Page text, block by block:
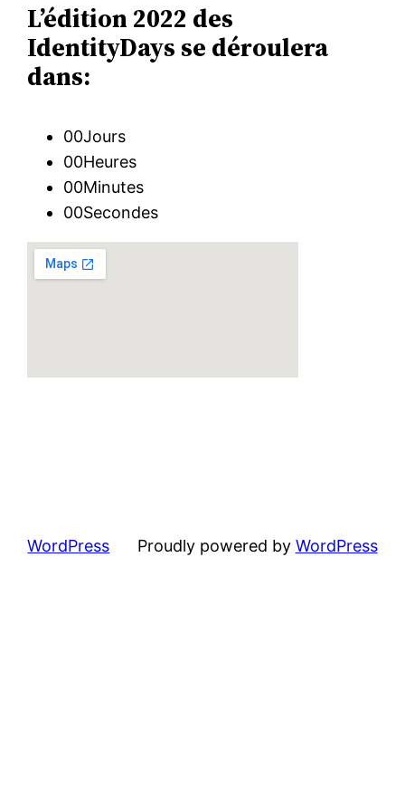
L’édition 2022 des
IdentityDays se déroulera
dans:
00Jours
00Heures
00Minutes
00Secondes
WordPress Proudly powered by WordPress